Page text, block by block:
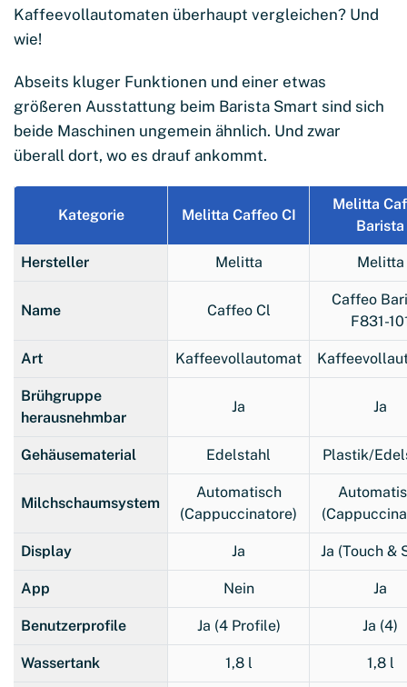
Kaffeevollautomaten überhaupt vergleichen? Und
wie!
Abseits kluger Funktionen und einer etwas
größeren Ausstattung beim Barista Smart sind sich
beide Maschinen ungemein ähnlich. Und zwar
überall dort, wo es drauf ankommt.
Kategorie Melitta Caffeo CI
Melitta
Barista
Hersteller Melitta Melitta
Name Caffeo Cl
Caffeo
F831-
Art Kaffeevollautomat
Brühgruppe
herausnehmbar
Ja Ja
Gehäusematerial Edelstahl Plastik/
Milchschaumsystem
Automatisch
(Cappuccinatore)
Display Ja Ja (Touch &
App Nein Ja
Benutzerprofile Ja (4 Profile) Ja (4)
Wassertank 1,8 l 1,8 l